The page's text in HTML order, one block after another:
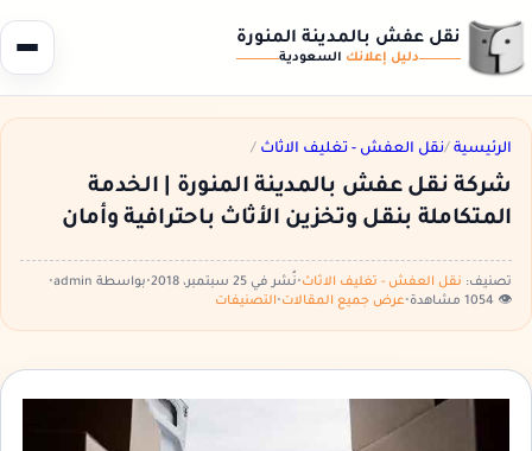
نقل عفش بالمدينة المنورة
دليل إعلانك السعودية
الرئيسية /نقل العفش - تغليف الاثاث /
شركة نقل عفش بالمدينة المنورة | الخدمة
المتكاملة بنقل وتخزين الأثاث باحترافية وأمان
تصنيف: نقل العفش - تغليف الاثاث•نُشر في 25 سبتمبر، 2018 •بواسطة admin
•
👁️ 1054 مشاهدة
•عرض جميع المقالات•التصنيفات